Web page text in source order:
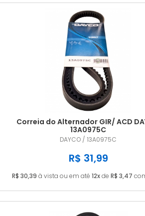
Correia do Alternador GIR/ ACD
13A0975C
DAYCO / 13A0975C
R$ 31,99
R$ 30,39 à vista ou em até 12xde R$ 3,47